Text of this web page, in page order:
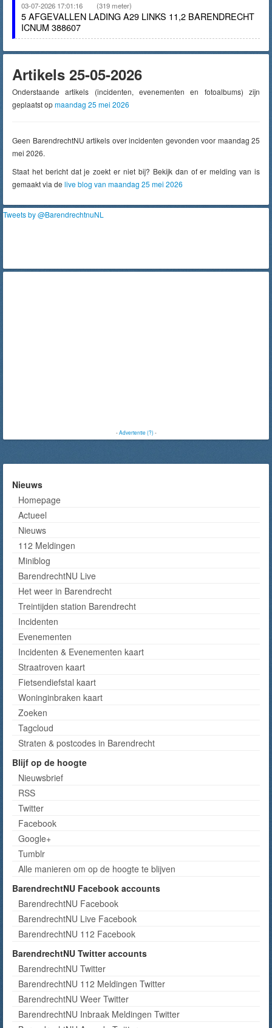
03-07-2026 17:01:16 (319 meter)
5 AFGEVALLEN LADING A29 LINKS 11,2 BARENDRECHT
ICNUM 388607
Artikels 25-05-2026
Onderstaande artikels (incidenten, evenementen en fotoalbums) zijn
geplaatst opmaandag 25 mei 2026
Geen BarendrechtNU artikels over incidenten gevonden voor maandag 25
mei 2026.
Staat het bericht dat je zoekt er niet bij? Bekijk dan of er melding van is
gemaakt via de live blog van maandag 25 mei 2026
Tweets by @BarendrechtnuNL
-Advertentie (?)-
Nieuws
Homepage
Actueel
Nieuws
112 Meldingen
Miniblog
BarendrechtNU Live
Het weer in Barendrecht
Treintijden station Barendrecht
Incidenten
Evenementen
Incidenten & Evenementen kaart
Straatroven kaart
Fietsendiefstal kaart
Woninginbraken kaart
Zoeken
Tagcloud
Straten & postcodes in Barendrecht
Blijf op de hoogte
Nieuwsbrief
RSS
Twitter
Facebook
Google+
Tumblr
Alle manieren om op de hoogte te blijven
BarendrechtNU Facebook accounts
BarendrechtNU Facebook
BarendrechtNU Live Facebook
BarendrechtNU 112 Facebook
BarendrechtNU Twitter accounts
BarendrechtNU Twitter
BarendrechtNU 112 Meldingen Twitter
BarendrechtNU Weer Twitter
BarendrechtNU Inbraak Meldingen Twitter